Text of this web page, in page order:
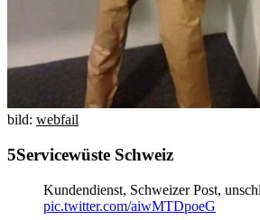
bild: webfail
Servicewüste Schweiz
Kundendienst, Schweizer Post,
pic.twitter.com/aiwMTDpoeG